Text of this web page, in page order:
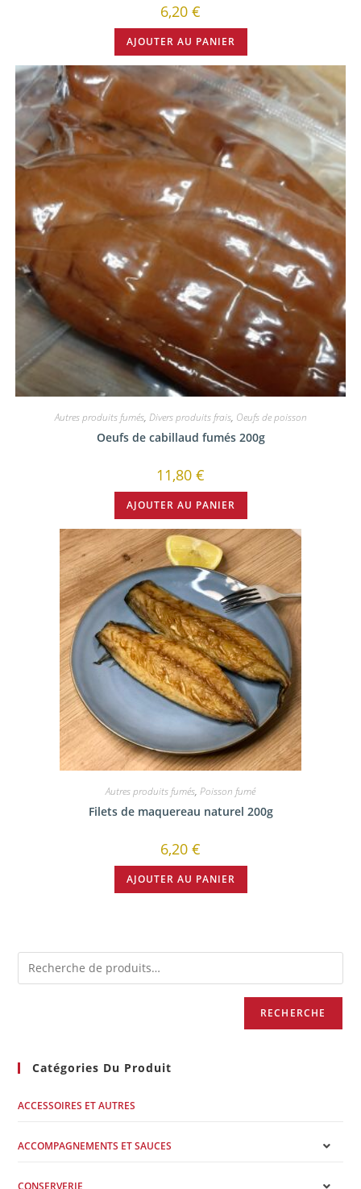
6,20 €
AJOUTER AU PANIER
Autres produits fumés, Divers produits frais, Oeufs de poisson
Oeufs de cabillaud fumés 200g
11,80 €
AJOUTER AU PANIER
Autres produits fumés, Poisson fumé
Filets de maquereau naturel 200g
6,20 €
AJOUTER AU PANIER
RECHERCHE
Catégories Du Produit
ACCESSOIRES ET AUTRES
ACCOMPAGNEMENTS ET SAUCES
CONSERVERIE